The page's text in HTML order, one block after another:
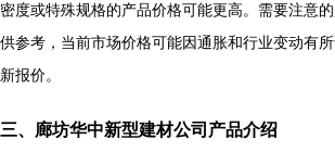
密度或特殊规格的产品价格可能更高。需要注意
供参考，当前市场价格可能因通胀和行业变动有
新报价。
三、廊坊华中新型建材公司产品介绍